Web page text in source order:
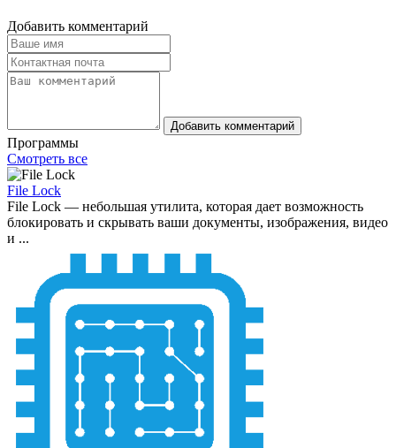
Добавить комментарий
Добавить комментарий
Программы
Смотреть все
File Lock
File Lock — небольшая утилита, которая дает возможность
блокировать и скрывать ваши документы, изображения, видео
и ...